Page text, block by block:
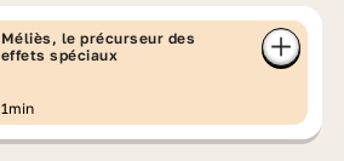
Méliès, le précurseur des
effets spéciaux
1min